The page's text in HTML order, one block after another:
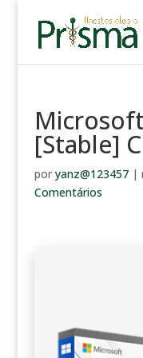
[Stable]
por yanz@123457|
Comentários